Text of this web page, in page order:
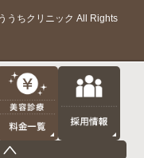
うちクリニック All Rights